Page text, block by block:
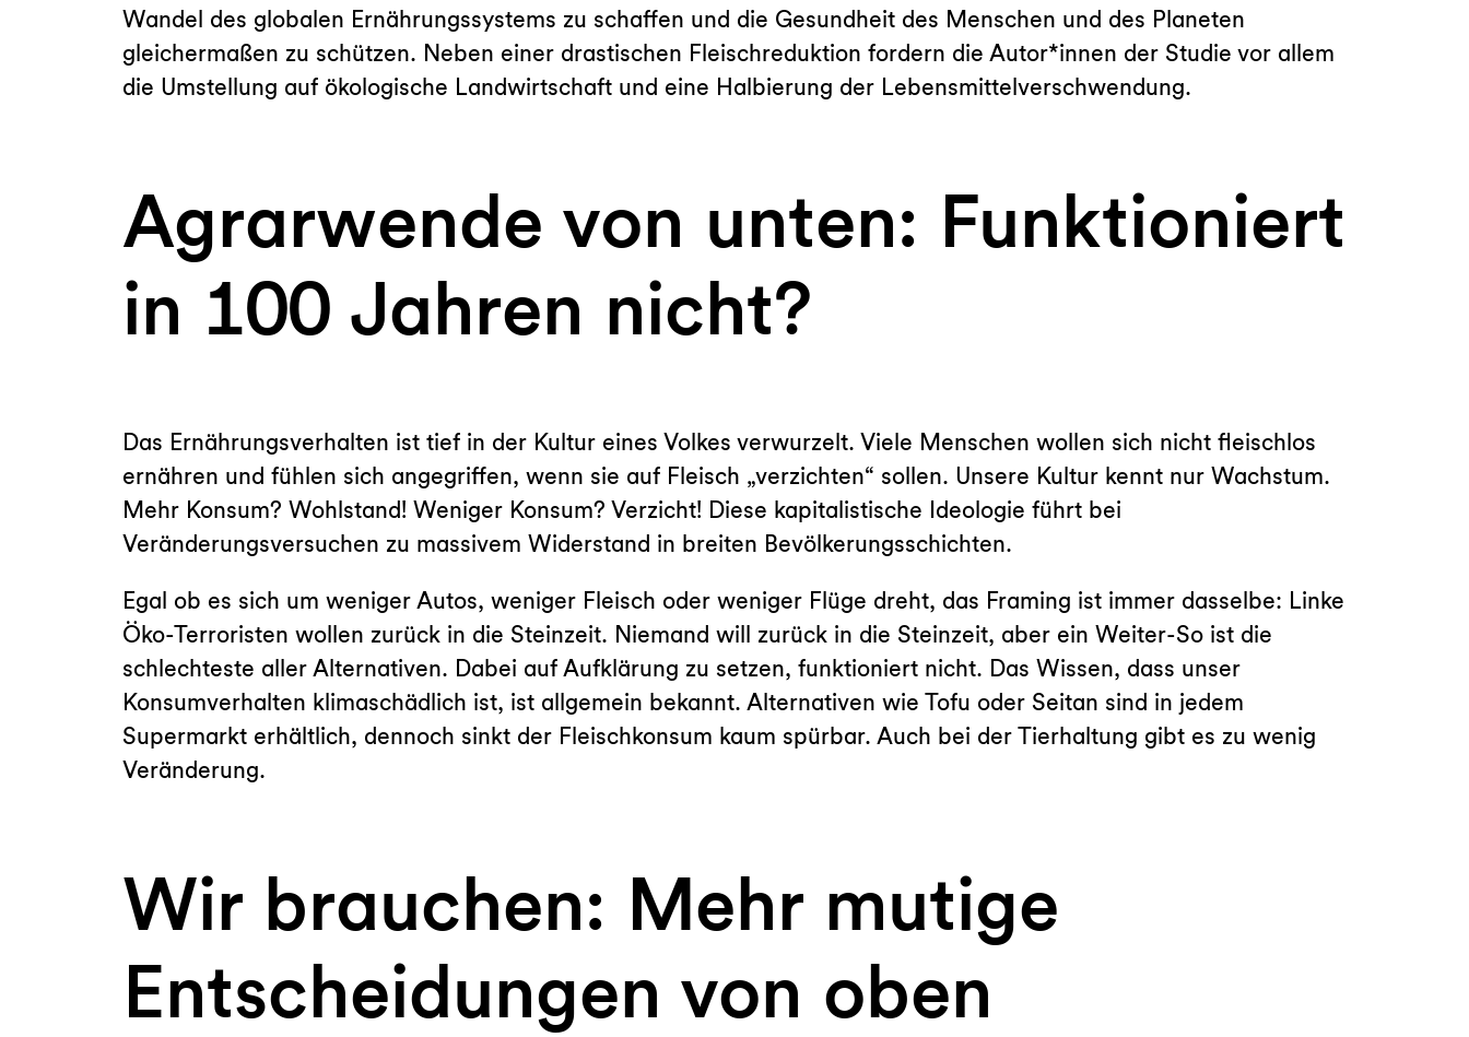
Wandel des globalen Ernährungssystems zu schaffen und die Gesundheit des Menschen und des Planeten
gleichermaßen zu schützen. Neben einer drastischen Fleischreduktion fordern die Autor*innen der Studie vor allem
die Umstellung auf ökologische Landwirtschaft und eine Halbierung der Lebensmittelverschwendung.
Agrarwende von unten: Funktioniert
in 100 Jahren nicht?
Das Ernährungsverhalten ist tief in der Kultur eines Volkes verwurzelt. Viele Menschen wollen sich nicht fleischlos
ernähren und fühlen sich angegriffen, wenn sie auf Fleisch „verzichten“ sollen. Unsere Kultur kennt nur Wachstum.
Mehr Konsum? Wohlstand! Weniger Konsum? Verzicht! Diese kapitalistische Ideologie führt bei
Veränderungsversuchen zu massivem Widerstand in breiten Bevölkerungsschichten.
Egal ob es sich um weniger Autos, weniger Fleisch oder weniger Flüge dreht, das Framing ist immer dasselbe: Linke
Öko-Terroristen wollen zurück in die Steinzeit. Niemand will zurück in die Steinzeit, aber ein Weiter-So ist die
schlechteste aller Alternativen. Dabei auf Aufklärung zu setzen, funktioniert nicht. Das Wissen, dass unser
Konsumverhalten klimaschädlich ist, ist allgemein bekannt. Alternativen wie Tofu oder Seitan sind in jedem
Supermarkt erhältlich, dennoch sinkt der Fleischkonsum kaum spürbar. Auch bei der Tierhaltung gibt es zu wenig
Veränderung.
Wir brauchen: Mehr mutige
Entscheidungen von oben